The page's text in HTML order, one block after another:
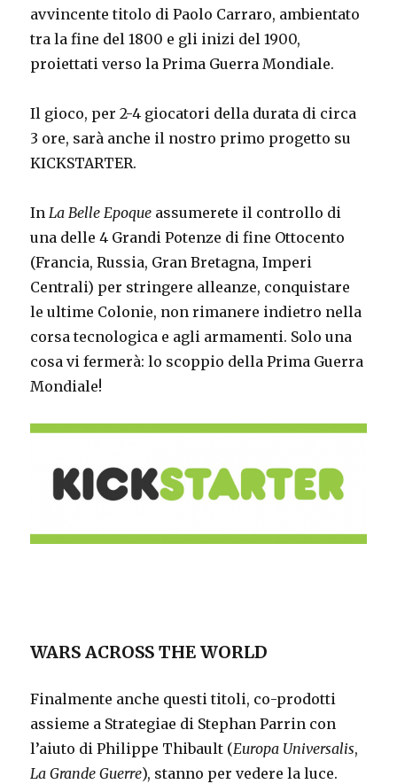
avvincente titolo di Paolo Carraro, ambientato
tra la fine del 1800 e gli inizi del 1900,
proiettati verso la Prima Guerra Mondiale.
Il gioco, per 2-4 giocatori della durata di circa
3 ore, sarà anche il nostro primo progetto su
KICKSTARTER.
InLa Belle Epoque assumerete il controllo di
una delle 4 Grandi Potenze di fine Ottocento
(Francia, Russia, Gran Bretagna, Imperi
Centrali) per stringere alleanze, conquistare
le ultime Colonie, non rimanere indietro nella
corsa tecnologica e agli armamenti. Solo una
cosa vi fermerà: lo scoppio della Prima Guerra
Mondiale!
WARS ACROSS THE WORLD
Finalmente anche questi titoli, co-prodotti
assieme a Strategiae di Stephan Parrin con
l’aiuto di Philippe Thibault (Europa Universalis,
La Grande Guerre), stanno per vedere la luce.